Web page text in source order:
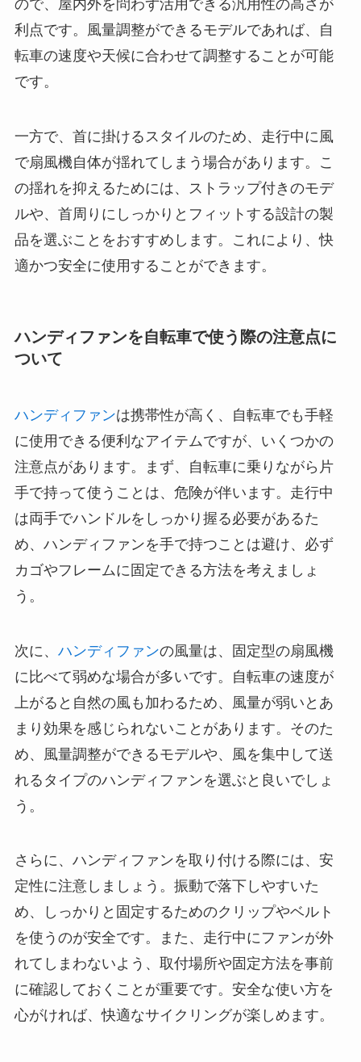
ので、屋内外を問わず活用できる汎用性の高さが
利点です。風量調整ができるモデルであれば、自
転車の速度や天候に合わせて調整することが可能
です。
一方で、首に掛けるスタイルのため、走行中に風
で扇風機自体が揺れてしまう場合があります。こ
の揺れを抑えるためには、ストラップ付きのモデ
ルや、首周りにしっかりとフィットする設計の製
品を選ぶことをおすすめします。これにより、快
適かつ安全に使用することができます。
ハンディファンを自転車で使う際の注意点に
ついて
ハンディファンは携帯性が高く、自転車でも手軽
に使用できる便利なアイテムですが、いくつかの
注意点があります。まず、自転車に乗りながら片
手で持って使うことは、危険が伴います。走行中
は両手でハンドルをしっかり握る必要があるた
め、ハンディファンを手で持つことは避け、必ず
カゴやフレームに固定できる方法を考えましょ
う。
次に、 ハンディファンの風量は、固定型の扇風機
に比べて弱めな場合が多いです。自転車の速度が
上がると自然の風も加わるため、風量が弱いとあ
まり効果を感じられないことがあります。そのた
め、風量調整ができるモデルや、風を集中して送
れるタイプのハンディファンを選ぶと良いでしょ
う。
さらに、ハンディファンを取り付ける際には、安
定性に注意しましょう。振動で落下しやすいた
め、しっかりと固定するためのクリップやベルト
を使うのが安全です。また、走行中にファンが外
れてしまわないよう、取付場所や固定方法を事前
に確認しておくことが重要です。安全な使い方を
心がければ、快適なサイクリングが楽しめます。